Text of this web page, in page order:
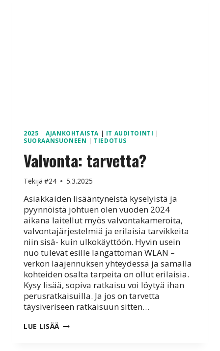
2025 |AJANKOHTAISTA | IT AUDITOINTI |
SUORAANSUONEEN | TIEDOTUS
Valvonta: tarvetta?
Tekijä #24 5.3.2025
Asiakkaiden lisääntyneistä kyselyistä ja
pyynnöistä johtuen olen vuoden 2024
aikana laitellut myös valvontakameroita,
valvontajärjestelmiä ja erilaisia tarvikkeita
niin sisä- kuin ulkokäyttöön. Hyvin usein
nuo tulevat esille langattoman WLAN –
verkon laajennuksen yhteydessä ja samalla
kohteiden osalta tarpeita on ollut erilaisia.
Kysy lisää, sopiva ratkaisu voi löytyä ihan
perusratkaisuilla. Ja jos on tarvetta
täysiveriseen ratkaisuun sitten…
LUE LISÄÄ VALVONTA: